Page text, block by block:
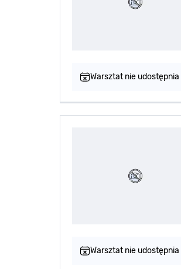
Warsztat nie
Warsztat nie